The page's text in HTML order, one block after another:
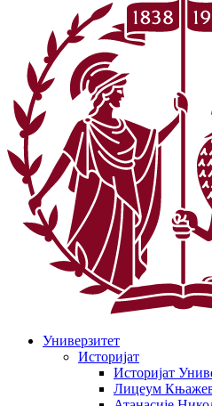
Универзитет
Историјат
Историјат
Лицеум